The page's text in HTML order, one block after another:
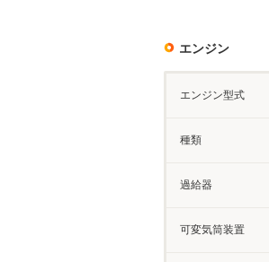
エンジン
エンジン型式
種類
過給器
可変気筒装置